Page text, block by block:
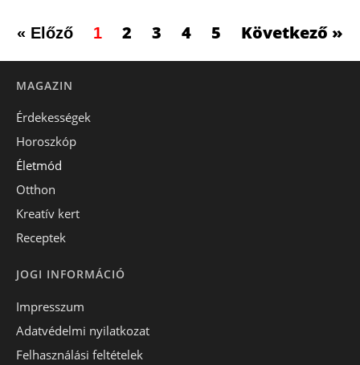
« Előző 1 2 3 4 5 Következő »
MAGAZIN
Érdekességek
Horoszkóp
Életmód
Otthon
Kreatív kert
Receptek
JOGI INFORMÁCIÓ
Impresszum
Adatvédelmi nyilatkozat
Felhasználási feltételek